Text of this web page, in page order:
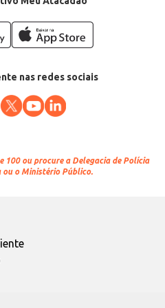
nas redes sociais
100 ou procure a Delegacia de Polícia
ou o Ministério Público.